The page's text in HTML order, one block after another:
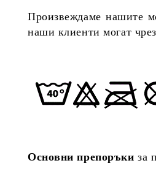
Произвеждаме нашите
наши клиенти могат
Основни препоръкиза